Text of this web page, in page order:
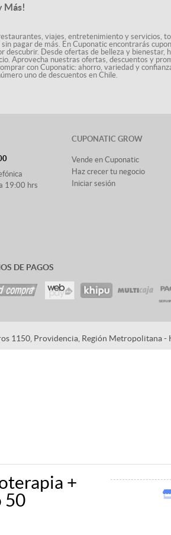
Más!
viajes, entretenimiento y servicios,
pagar de más. En Cuponatic encontrarás
Desde ofertas de belleza y
Aprovecha nuestras ofertas, descuentos y
con Cuponatic: ahorro, variedad y
uno de descuentos en Chile.
19:00 hrs
CUPONATIC GROW
Vende en Cuponatic
Haz crecer tu negocio
Iniciar sesión
DE PAGOS
1150, Providencia, Región Metropolitana
+
50